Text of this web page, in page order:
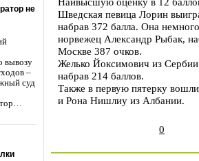
не
вывозу
–
суд
Шведская певица Лорин
набрав 372 балла. Она
норвежец Александр Рыбак,
Москве 387 очков.
Желько Йоксимович из
набрав 214 баллов.
Также в первую пятерку
и Рона Нишлиу из Албании.
0